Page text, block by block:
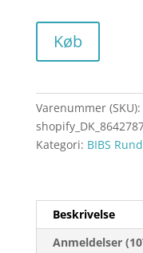
Køb
Varenummer (SKU):
Kategori: BIBS
Beskrivelse
Anmeldelser